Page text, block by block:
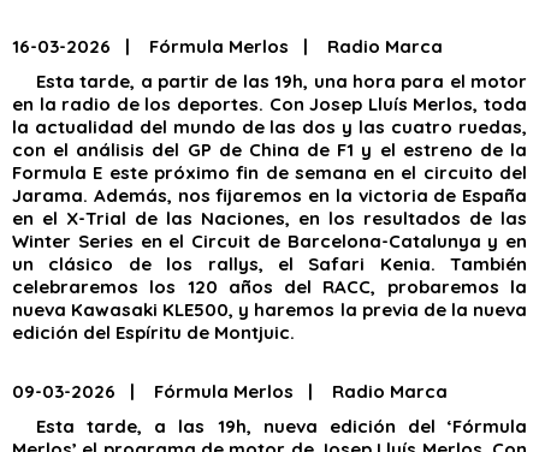
16-03-2026 | Fórmula Merlos | Radio Marca
Esta tarde, a partir de las 19h, una hora para el motor
en la radio de los deportes. Con Josep Lluís Merlos, toda
la actualidad del mundo de las dos y las cuatro ruedas,
con el análisis del GP de China de F1 y el estreno de la
Formula E este próximo fin de semana en el circuito del
Jarama. Además, nos fijaremos en la victoria de España
en el X-Trial de las Naciones, en los resultados de las
Winter Series en el Circuit de Barcelona-Catalunya y en
un clásico de los rallys, el Safari Kenia. También
celebraremos los 120 años del RACC, probaremos la
nueva Kawasaki KLE500, y haremos la previa de la nueva
edición del Espíritu de Montjuic.
09-03-2026 | Fórmula Merlos | Radio Marca
Esta tarde, a las 19h, nueva edición del ‘Fórmula